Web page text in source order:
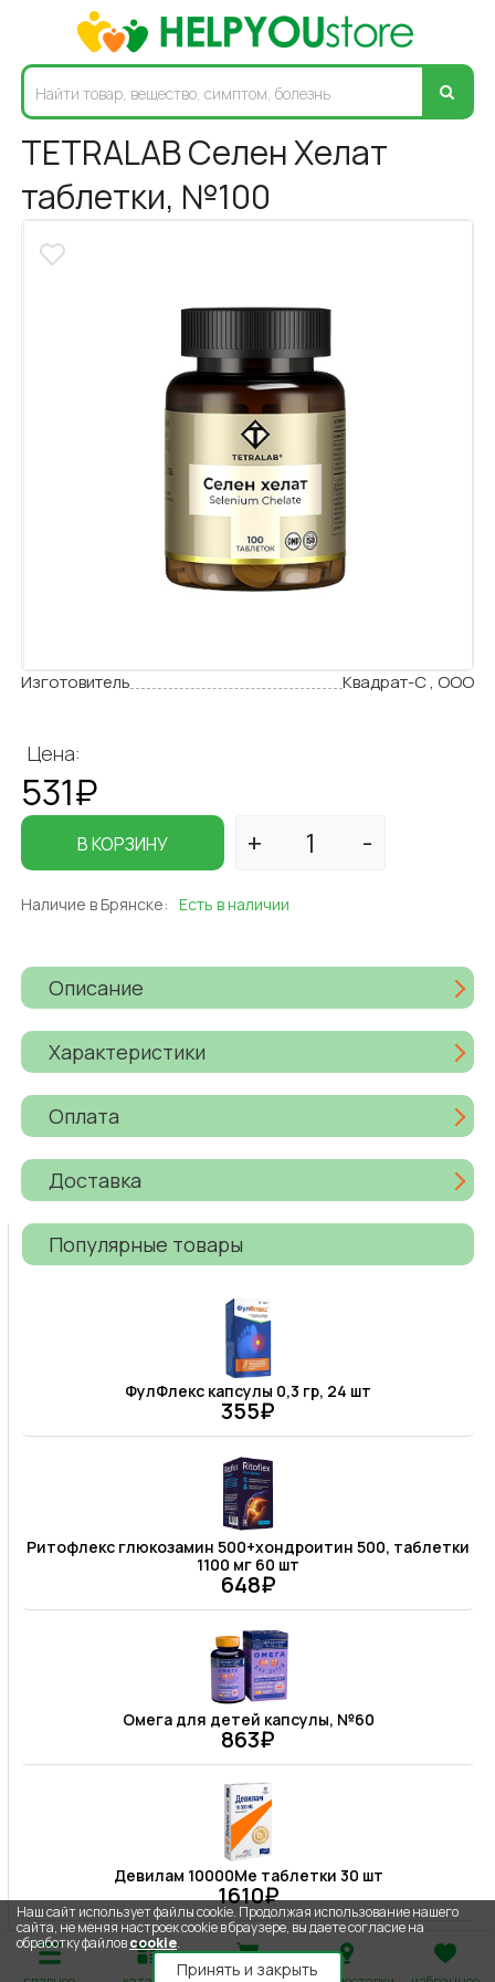
TETRALAB Селен Хелат
таблетки, №100
Изготовитель Квадрат-С , ООО
Цена:
531₽
В КОРЗИНУ
Наличие в Брянске: Есть в наличии
Описание
Характеристики
Оплата
Доставка
Популярные товары
ФулФлекс капсулы 0,3 гр, 24 шт
355₽
Ритофлекс глюкозамин 500+хондроитин 500, таблетки
1100 мг 60 шт
648₽
Омега для детей капсулы, №60
863₽
Девилам 10000Ме таблетки 30 шт
1610₽
Наш сайт использует файлы cookie. Продолжая использование нашего
сайта, не меняя настроек cookie в браузере, вы даете согласие на
обработку файловcookie.
Принять и закрыть